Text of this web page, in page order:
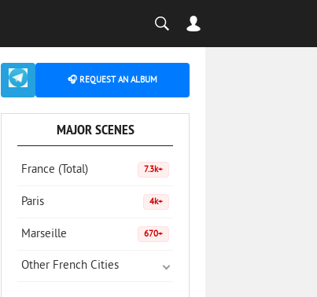
🎧 REQUEST AN ALBUM
MAJOR SCENES
France (Total) 7.3k+
Paris 4k+
Marseille 670+
Other French Cities